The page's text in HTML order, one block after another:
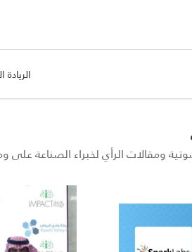
الريادة
ومقالات الرأي لخبراء الصناعة